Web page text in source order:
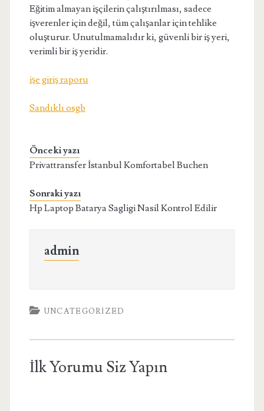
Eğitim almayan işçilerin çalıştırılması, sadece
işverenler için değil, tüm çalışanlar için tehlike
oluşturur. Unutulmamalıdır ki, güvenli bir iş yeri,
verimli bir iş yeridir.
işe giriş raporu
Sandıklı osgb
Önceki yazı
Privattransfer İstanbul Komfortabel Buchen
Sonraki yazı
Hp Laptop Batarya Sagligi Nasil Kontrol Edilir
admin
UNCATEGORIZED
İlk Yorumu Siz Yapın